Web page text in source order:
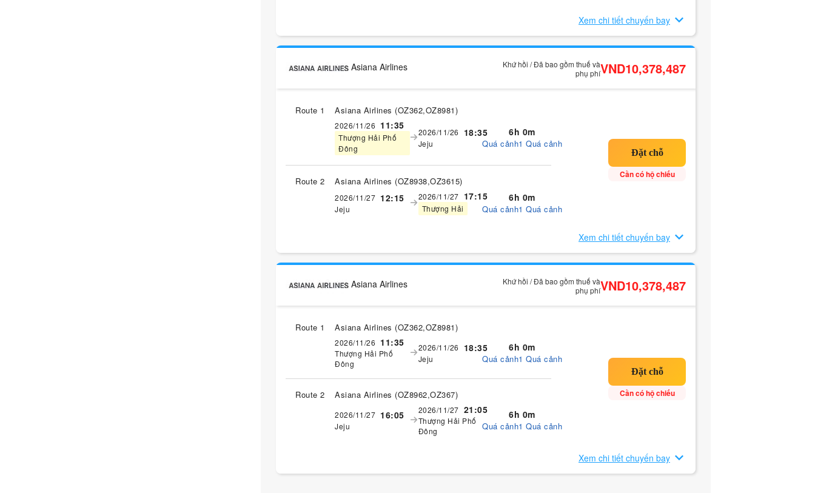
Xem chi tiết chuyến bay
Asiana Airlines
Khứ hồi / Đã bao gồm thuế và
phụ phíVND10,378,487
Route 1 Asiana Airlines (OZ362,OZ8981)
2026/11/26 11:35
Thượng Hải Phố
Đông
2026/11/26 18:35
Jeju
6h 0m
Quá cảnh1 Quá cảnh
Route 2 Asiana Airlines (OZ8938,OZ3615)
2026/11/27 12:15
Jeju
2026/11/27 17:15
Thượng Hải
6h 0m
Quá cảnh1 Quá cảnh
Cần có hộ chiếu
Xem chi tiết chuyến bay
Asiana Airlines
Khứ hồi / Đã bao gồm thuế và
phụ phíVND10,378,487
Route 1 Asiana Airlines (OZ362,OZ8981)
2026/11/26 11:35
Thượng Hải Phố
Đông
2026/11/26 18:35
Jeju
6h 0m
Quá cảnh1 Quá cảnh
Route 2 Asiana Airlines (OZ8962,OZ367)
2026/11/27 16:05
Jeju
2026/11/27 21:05
Thượng Hải Phố
Đông
6h 0m
Quá cảnh1 Quá cảnh
Cần có hộ chiếu
Xem chi tiết chuyến bay